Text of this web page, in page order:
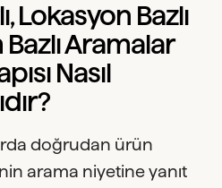
Lokasyon Bazlı
Aramalar
Nasıl
doğrudan ürün
arama niyetine yanıt